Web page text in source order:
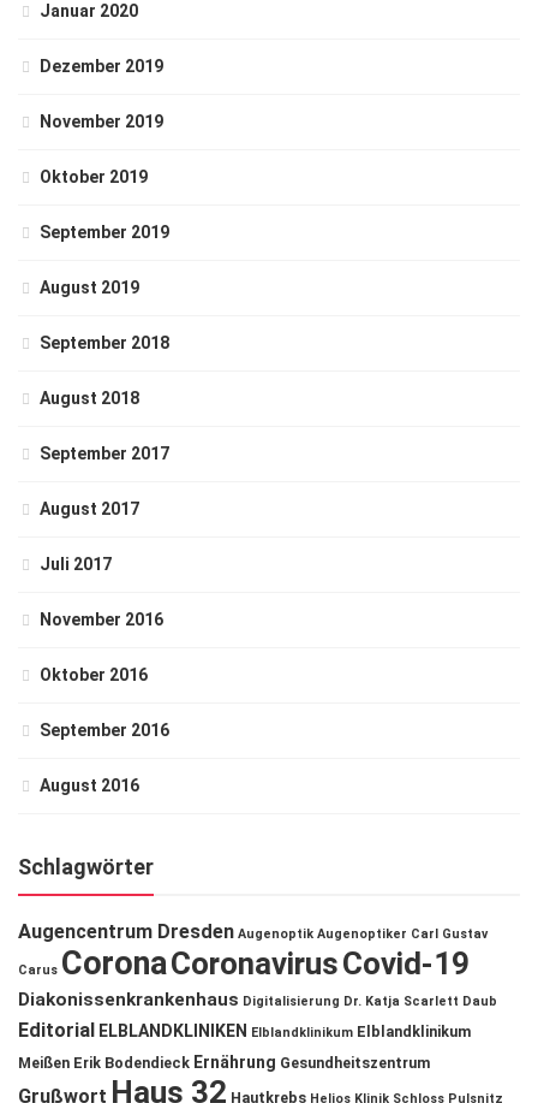
Januar 2020
Dezember 2019
November 2019
Oktober 2019
September 2019
August 2019
September 2018
August 2018
September 2017
August 2017
Juli 2017
November 2016
Oktober 2016
September 2016
August 2016
Schlagwörter
Augencentrum Dresden Augenoptik Augenoptiker Carl Gustav
Carus CoronaCoronavirusCovid-19
Diakonissenkrankenhaus Digitalisierung Dr. Katja Scarlett Daub
Editorial ELBLANDKLINIKEN Elblandklinikum Elblandklinikum
Meißen Erik Bodendieck Ernährung Gesundheitszentrum
Grußwort Haus 32 Hautkrebs Helios Klinik Schloss Pulsnitz